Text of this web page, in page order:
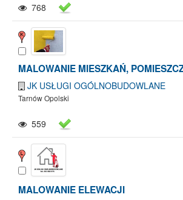
768
MALOWANIE MIESZKAŃ,
JK USŁUGI OGÓLNOBUDOWLANE
Tarnów Opolski
559
MALOWANIE ELEWACJI